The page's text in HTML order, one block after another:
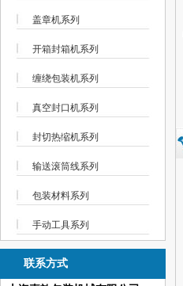
盖章机系列
开箱封箱机系列
缠绕包装机系列
真空封口机系列
封切热缩机系列
输送滚筒线系列
包装材料系列
手动工具系列
联系方式